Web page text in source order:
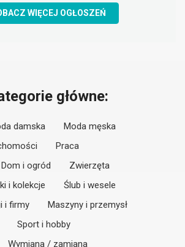
WIĘCEJ OGŁOSZEŃ
główne:
damska
Moda męska
Praca
Dom i ogród
Zwierzęta
i kolekcje
Ślub i wesele
i firmy
Maszyny i przemysł
Sport i hobby
Wymiana / zamiana